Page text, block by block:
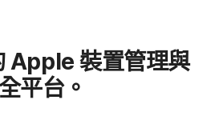
Apple裝置​管理​與​
平台。